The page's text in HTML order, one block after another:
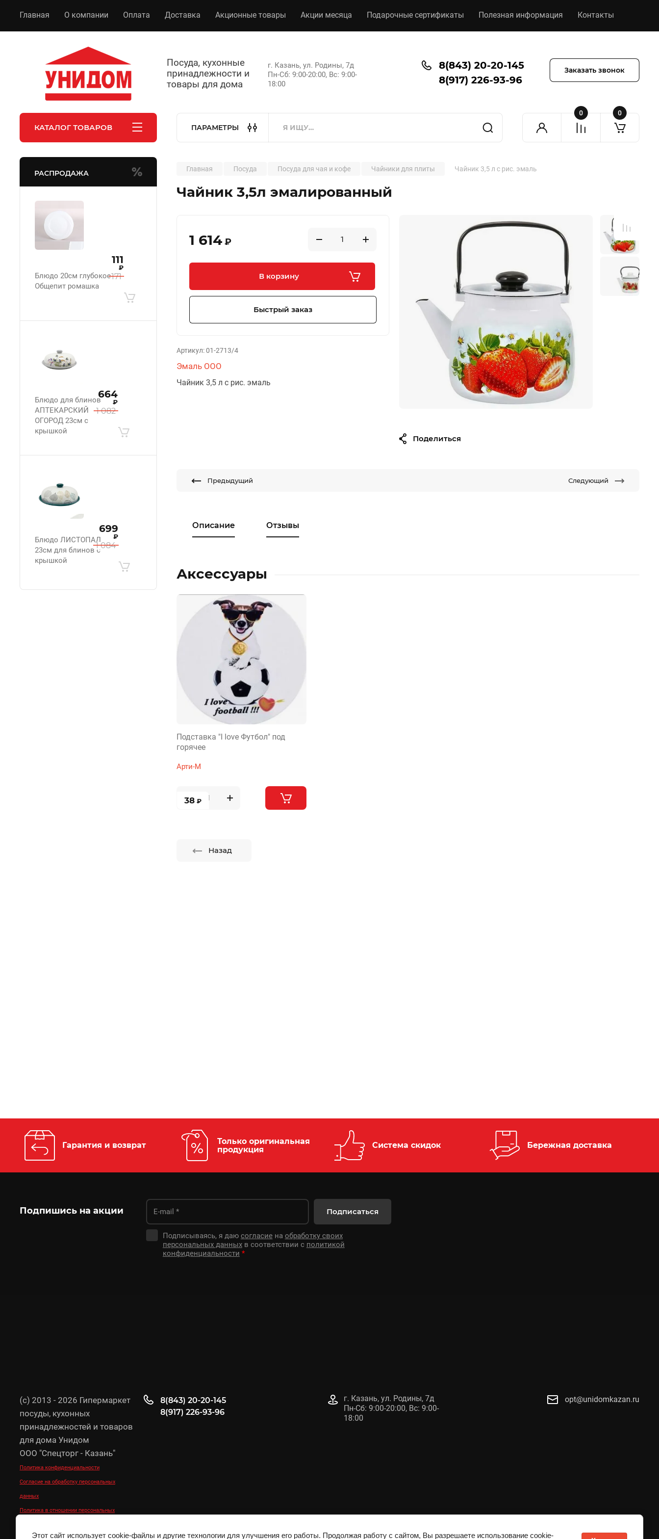
Главная О компании Оплата Доставка Акционные товары Акции месяца Подарочные сертификаты Полезная информация Контакты
Посуда, кухонные
принадлежности и
товары для дома
г. Казань, ул. Родины, 7д
Пн-Сб: 9:00-20:00, Вс: 9:00-
18:00
8(843) 20-20-145
8(917) 226-93-96
Заказать звонок
КАТАЛОГ ТОВАРОВ ПАРАМЕТРЫ
0 0
РАСПРОДАЖА
Блюдо 20см глубокое
Общепит ромашка
171
111
₽
Блюдо для блинов
АПТЕКАРСКИЙ
ОГОРОД 23см с
крышкой
1 082
664
₽
Блюдо ЛИСТОПАД
23см для блинов с
крышкой
1 084
699
₽
Главная Посуда Посуда для чая и кофе Чайники для плиты Чайник 3,5 л с рис. эмаль
Чайник 3,5л эмалированный
1 614 ₽
В корзину
Быстрый заказ
Артикул:01-2713/4
Эмаль ООО
Чайник 3,5 л с рис. эмаль
Поделиться
Предыдущий Следующий
Описание Отзывы
Аксессуары
Подставка "I love Футбол" под
горячее
Арти-М
38 ₽
Назад
Гарантия и возврат
Только оригинальная
продукция
Система скидок Бережная доставка
Подпишись на акции
Подписываясь, я даю согласиена обработку своих
персональных данныхв соответствии с политикой
конфиденциальности *
Подписаться
(с) 2013 - 2026 Гипермаркет
посуды, кухонных
принадлежностей и товаров
для дома Унидом
ООО "Спецторг - Казань"
Политика конфиденциальности
Согласие на обработку персональных
данных
Политика в отношении персональных
8(843) 20-20-145
8(917) 226-93-96
г. Казань, ул. Родины, 7д
Пн-Сб: 9:00-20:00, Вс: 9:00-
18:00
opt@unidomkazan.ru
Этот сайт использует cookie-файлы и другие технологии для улучшения его работы. Продолжая работу с сайтом, Вы разрешаете использование cookie-